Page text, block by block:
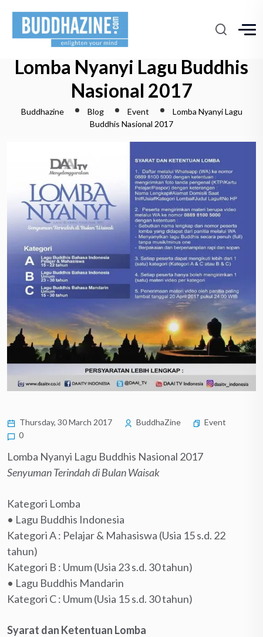
Lomba Nyanyi Lagu Buddhis
Nasional 2017
Buddhazine Blog Event
Lomba Nyanyi Lagu
Buddhis Nasional 2017
Thursday, 30 March 2017 BuddhaZine
Event
0
Lomba Nyanyi Lagu Buddhis Nasional 2017
Senyuman Terindah di Bulan Waisak
Kategori Lomba
• Lagu Buddhis Indonesia
Kategori A : Pelajar & Mahasiswa (Usia 15 s.d. 22
tahun)
Kategori B : Umum (Usia 23 s.d. 30 tahun)
• Lagu Buddhis Mandarin
Kategori C : Umum (Usia 15 s.d. 30 tahun)
Syarat dan Ketentuan Lomba